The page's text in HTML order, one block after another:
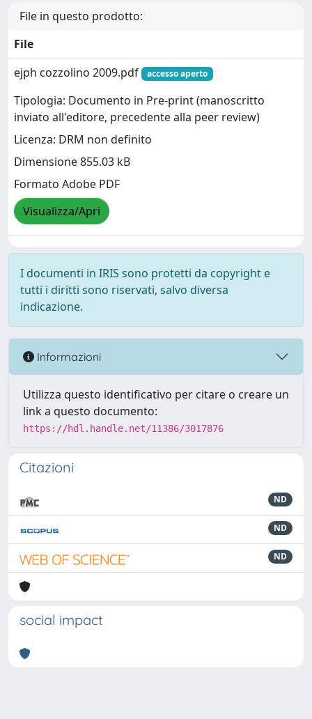
File in questo prodotto:
File
ejph cozzolino 2009.pdf
accesso aperto
Tipologia: Documento in Pre-print (manoscritto
inviato all'editore, precedente alla peer review)
Licenza: DRM non definito
Dimensione 855.03 kB
Formato Adobe PDF
Visualizza/Apri
I documenti in IRIS sono protetti da copyright e
tutti i diritti sono riservati, salvo diversa
indicazione.
Informazioni
Utilizza questo identificativo per citare o creare un
link a questo documento:
https://hdl.handle.net/11386/3017876
Citazioni
ND
ND
ND
social impact